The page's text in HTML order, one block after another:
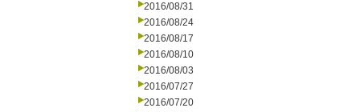
2016/08/31
2016/08/24
2016/08/17
2016/08/10
2016/08/03
2016/07/27
2016/07/20